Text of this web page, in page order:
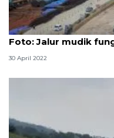
Foto
Foto: Jalur mudik
30 April 2022